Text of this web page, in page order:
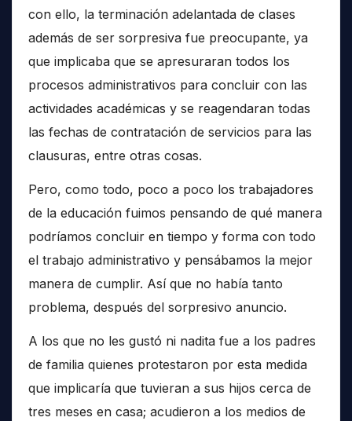
con ello, la terminación adelantada de clases
además de ser sorpresiva fue preocupante, ya
que implicaba que se apresuraran todos los
procesos administrativos para concluir con las
actividades académicas y se reagendaran todas
las fechas de contratación de servicios para las
clausuras, entre otras cosas.
Pero, como todo, poco a poco los trabajadores
de la educación fuimos pensando de qué manera
podríamos concluir en tiempo y forma con todo
el trabajo administrativo y pensábamos la mejor
manera de cumplir. Así que no había tanto
problema, después del sorpresivo anuncio.
A los que no les gustó ni nadita fue a los padres
de familia quienes protestaron por esta medida
que implicaría que tuvieran a sus hijos cerca de
tres meses en casa; acudieron a los medios de